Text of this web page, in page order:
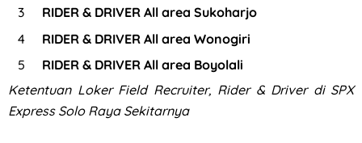
RIDER & DRIVER All area Sukoharjo
RIDER & DRIVER All area Wonogiri
RIDER & DRIVER All area Boyolali
Ketentuan Loker Field Recruiter, Rider & Driver di SPX
Express Solo Raya Sekitarnya